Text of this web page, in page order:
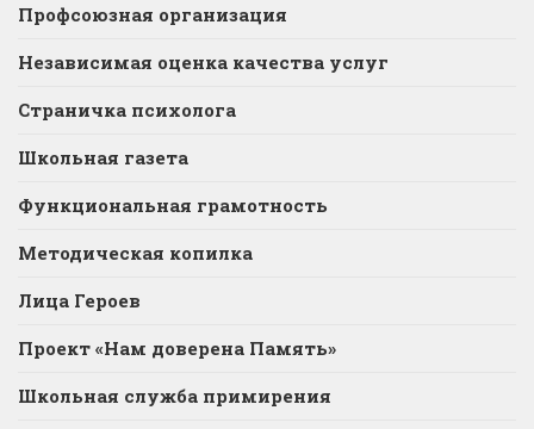
Профсоюзная организация
Независимая оценка качества услуг
Страничка психолога
Школьная газета
Функциональная грамотность
Методическая копилка
Лица Героев
Проект «Нам доверена Память»
Школьная служба примирения